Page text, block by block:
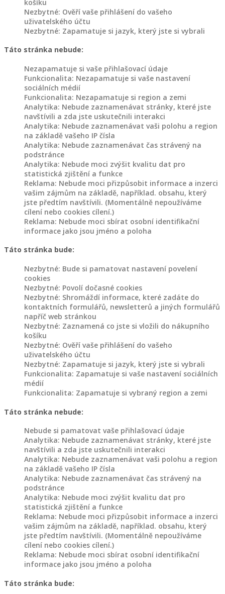
Dřevěné
záhony
Dřevořezba
objednávku
Dřevořezba
zvířat
Domovy
zvířata
Dřevěné
holubníky,
kurníky
a
jiné
nábytek
Police
ze
dřeva
Dřevěné
stojany
na
květiny
Jiný
nábytek
Dřevěné
výrobky
různé
Products
košíku
Nezbytné: Ověří vaše přihlášení do vašeho
uživatelského účtu
Nezbytné: Zapamatuje si jazyk, který jste si vybrali
Táto stránka nebude:
Nezapamatuje si vaše přihlašovací údaje
Funkcionalita: Nezapamatuje si vaše nastavení
sociálních médií
Funkcionalita: Nezapamatuje si region a zemi
Analytika: Nebude zaznamenávat stránky, které jste
navštívili a zda jste uskutečnili interakci
Analytika: Nebude zaznamenávat vaši polohu a region
na základě vašeho IP čísla
Analytika: Nebude zaznamenávat čas strávený na
podstránce
Analytika: Nebude moci zvýšit kvalitu dat pro
statistická zjištění a funkce
Reklama: Nebude moci přizpůsobit informace a inzerci
vašim zájmům na základě, například. obsahu, který
jste předtím navštívili. (Momentálně nepoužíváme
cílení nebo cookies cílení.)
Reklama: Nebude moci sbírat osobní identifikační
informace jako jsou jméno a poloha
Táto stránka bude:
Nezbytné: Bude si pamatovat nastavení povelení
cookies
Nezbytné: Povolí dočasné cookies
Nezbytné: Shromáždí informace, které zadáte do
kontaktních formulářů, newsletterů a jiných formulářů
napříč web stránkou
Nezbytné: Zaznamená co jste si vložili do nákupního
košíku
Nezbytné: Ověří vaše přihlášení do vašeho
uživatelského účtu
Nezbytné: Zapamatuje si jazyk, který jste si vybrali
Funkcionalita: Zapamatuje si vaše nastavení sociálních
médií
Funkcionalita: Zapamatuje si vybraný region a zemi
Táto stránka nebude:
Nebude si pamatovat vaše přihlašovací údaje
Analytika: Nebude zaznamenávat stránky, které jste
navštívili a zda jste uskutečnili interakci
Analytika: Nebude zaznamenávat vaši polohu a region
na základě vašeho IP čísla
Analytika: Nebude zaznamenávat čas strávený na
podstránce
Analytika: Nebude moci zvýšit kvalitu dat pro
statistická zjištění a funkce
Reklama: Nebude moci přizpůsobit informace a inzerci
vašim zájmům na základě, například. obsahu, který
jste předtím navštívili. (Momentálně nepoužíváme
cílení nebo cookies cílení.)
Reklama: Nebude moci sbírat osobní identifikační
informace jako jsou jméno a poloha
Táto stránka bude: